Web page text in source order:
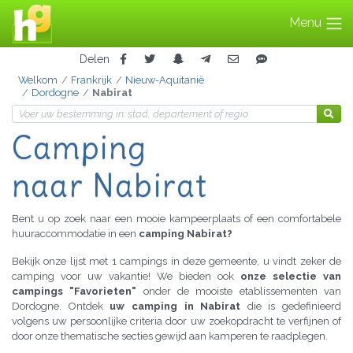
Menu
Delen
Welkom Frankrijk
Nieuw-Aquitanië
Dordogne
Nabirat
Camping
naar Nabirat
Bent u op zoek naar een mooie kampeerplaats of een comfortabele
huuraccommodatie in een camping Nabirat?
Bekijk onze lijst met 1 campings in deze gemeente, u vindt zeker de
camping voor uw vakantie! We bieden ook onze selectie van
campings "Favorieten" onder de mooiste etablissementen van
Dordogne. Ontdek uw camping in Nabirat die is gedefinieerd
volgens uw persoonlijke criteria door uw zoekopdracht te verfijnen of
door onze thematische secties gewijd aan kamperen te raadplegen.